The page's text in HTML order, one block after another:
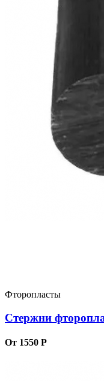
Фторопласты
Стержни
От 1550 Р